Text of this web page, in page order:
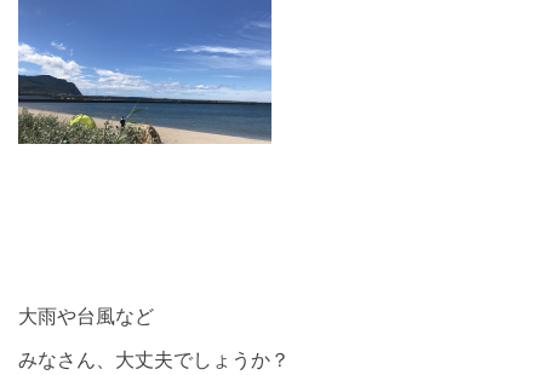
大雨や台風など
みなさん、大丈夫でしょうか？